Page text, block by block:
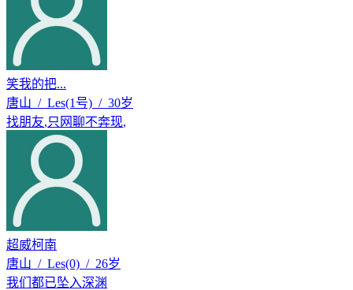
笑我的把...
唐山 / Les(1号) / 30岁
找朋友,只网聊不奔现,
超威柯南
唐山 / Les(0) / 26岁
我们都已坠入深渊